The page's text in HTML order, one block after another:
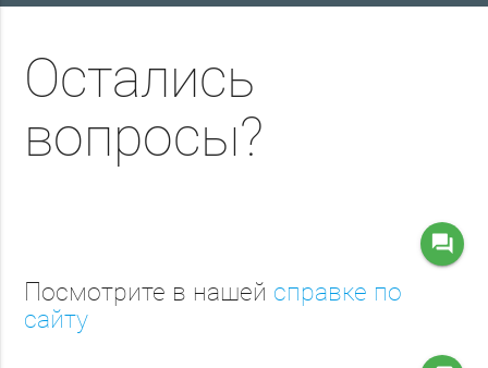
Остались
вопросы?
question_answer
Посмотрите в нашей справке по
сайту